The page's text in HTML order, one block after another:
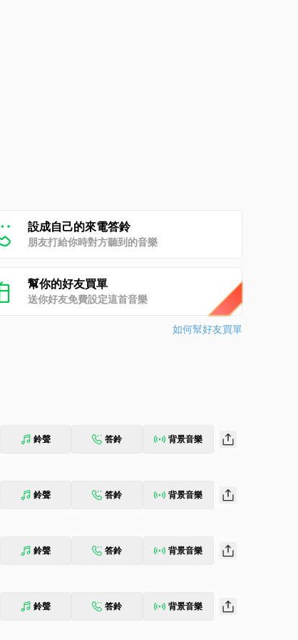
設成自己的來電答鈴
朋友打給你時對方聽到的音樂
幫你的好友買單
送你好友免費設定這首音樂
如何幫好友買單
鈴聲 答鈴 背景音樂
鈴聲 答鈴 背景音樂
鈴聲 答鈴 背景音樂
鈴聲 答鈴 背景音樂